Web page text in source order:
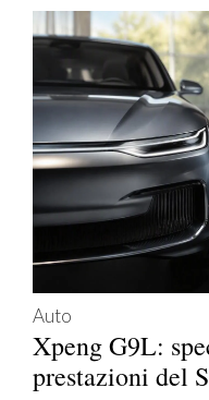
Auto
Xpeng G9L:
prestazioni del